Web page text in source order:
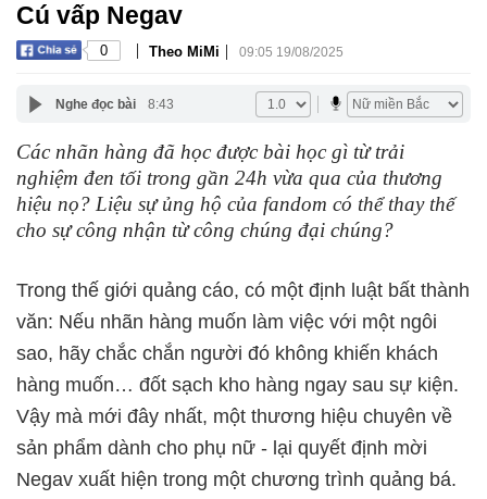
Cú vấp Negav
0 | Theo MiMi | 09:05 19/08/2025
Nghe đọc bài 8:43
Các nhãn hàng đã học được bài học gì từ trải
nghiệm đen tối trong gần 24h vừa qua của thương
hiệu nọ? Liệu sự ủng hộ của fandom có thể thay thế
cho sự công nhận từ công chúng đại chúng?
Trong thế giới quảng cáo, có một định luật bất thành
văn: Nếu nhãn hàng muốn làm việc với một ngôi
sao, hãy chắc chắn người đó không khiến khách
hàng muốn… đốt sạch kho hàng ngay sau sự kiện.
Vậy mà mới đây nhất, một thương hiệu chuyên về
sản phẩm dành cho phụ nữ - lại quyết định mời
Negav xuất hiện trong một chương trình quảng bá.